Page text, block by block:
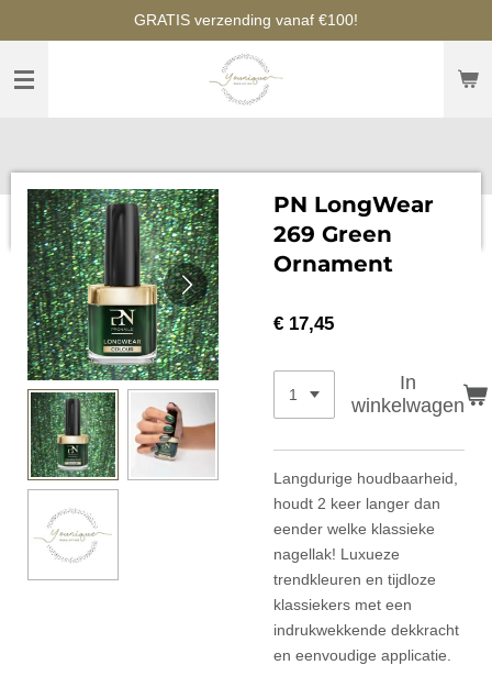
naar
hoofdinhoud
GRATIS verzending vanaf €100!
PN LongWear
269 Green
Ornament
€ 17,45
In
winkelwagen
Langdurige houdbaarheid,
houdt 2 keer langer dan
eender welke klassieke
nagellak! Luxueze
trendkleuren en tijdloze
klassiekers met een
indrukwekkende dekkracht
en eenvoudige applicatie.